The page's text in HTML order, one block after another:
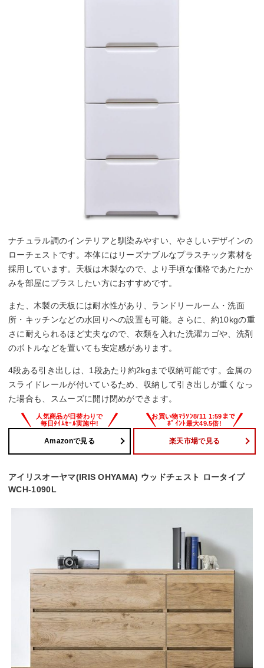
ナチュラル調のインテリアと馴染みやすい、やさしいデザインの
ローチェストです。本体にはリーズナブルなプラスチック素材を
採用しています。天板は木製なので、より手頃な価格であたたか
みを部屋にプラスしたい方におすすめです。
また、木製の天板には耐水性があり、ランドリールーム・洗面
所・キッチンなどの水回りへの設置も可能。さらに、約10kgの重
さに耐えられるほど丈夫なので、衣類を入れた洗濯カゴや、洗剤
のボトルなどを置いても安定感があります。
4段ある引き出しは、1段あたり約2kgまで収納可能です。金属の
スライドレールが付いているため、収納して引き出しが重くなっ
た場合も、スムーズに開け閉めができます。
Amazonで見る 楽天市場で見る
アイリスオーヤマ(IRIS OHYAMA) ウッドチェスト ロータイプ
WCH-1090L